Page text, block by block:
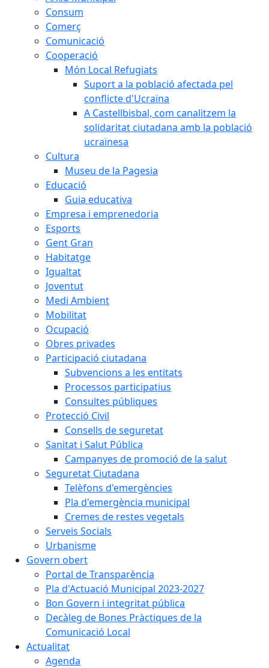
Consum
Comerç
Comunicació
Cooperació
Món Local Refugiats
Suport a la població afectada pel
conflicte d'Ucraïna
A Castellbisbal, com canalitzem la
solidaritat ciutadana amb la població
ucraïnesa
Cultura
Museu de la Pagesia
Educació
Guia educativa
Empresa i emprenedoria
Esports
Gent Gran
Habitatge
Igualtat
Joventut
Medi Ambient
Mobilitat
Ocupació
Obres privades
Participació ciutadana
Subvencions a les entitats
Processos participatius
Consultes públiques
Protecció Civil
Consells de seguretat
Sanitat i Salut Pública
Campanyes de promoció de la salut
Seguretat Ciutadana
Telèfons d'emergències
Pla d'emergència municipal
Cremes de restes vegetals
Serveis Socials
Urbanisme
Govern obert
Portal de Transparència
Pla d'Actuació Municipal 2023-2027
Bon Govern i integritat pública
Decàleg de Bones Pràctiques de la
Comunicació Local
Actualitat
Agenda